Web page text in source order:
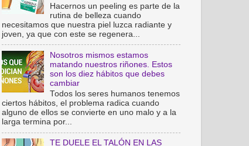
Hacernos un peeling es parte de la
rutina de belleza cuando
necesitamos que nuestra piel luzca radiante y
joven, ya que con este se regenera...
Nosotros mismos estamos
matando nuestros riñones. Estos
son los diez hábitos que debes
cambiar
Todos los seres humanos tenemos
ciertos hábitos, el problema radica cuando
alguno de ellos se convierte en uno malo y a la
larga termina por...
TE DUELE EL TALÓN EN LAS